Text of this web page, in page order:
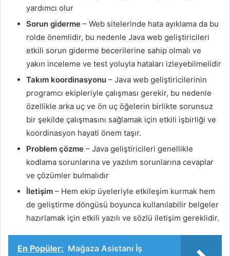
yardımcı olur
Sorun giderme – Web sitelerinde hata ayıklama da bu
rolde önemlidir, bu nedenle Java web geliştiricileri
etkili sorun giderme becerilerine sahip olmalı ve
yakın inceleme ve test yoluyla hataları izleyebilmelidir
Takım koordinasyonu – Java web geliştiricilerinin
programcı ekipleriyle çalışması gerekir, bu nedenle
özellikle arka uç ve ön uç öğelerin birlikte sorunsuz
bir şekilde çalışmasını sağlamak için etkili işbirliği ve
koordinasyon hayati önem taşır.
Problem çözme – Java geliştiricileri genellikle
kodlama sorunlarına ve yazılım sorunlarına cevaplar
ve çözümler bulmalıdır
İletişim – Hem ekip üyeleriyle etkileşim kurmak hem
de geliştirme döngüsü boyunca kullanılabilir belgeler
hazırlamak için etkili yazılı ve sözlü iletişim gereklidir.
En Popüler: Mağaza Asistanı İş